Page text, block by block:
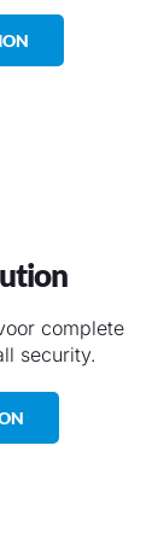
complete
security.